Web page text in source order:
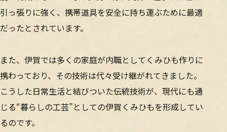
引っ張りに強く、携帯道具を安全に持ち運ぶために最適
だったとされています。
また、伊賀では多くの家庭が内職としてくみひも作りに
携わっており、その技術は代々受け継がれてきました。
こうした日常生活と結びついた伝統技術が、現代にも通
じる“暮らしの工芸”としての伊賀くみひもを形成してい
るのです。